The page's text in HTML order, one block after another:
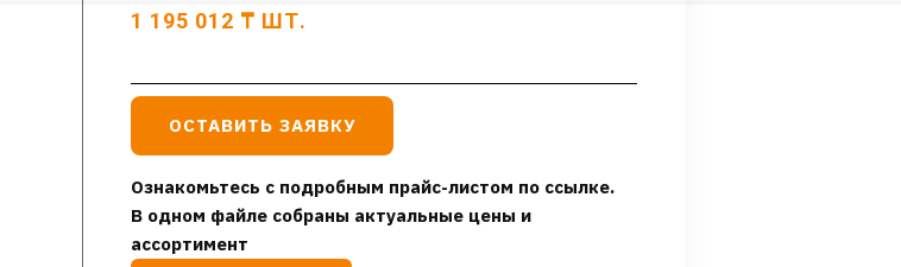
1 195 012 ₸ ШТ.
ОСТАВИТЬ ЗАЯВКУ
Ознакомьтесь с подробным прайс-листом по ссылке.
В одном файле собраны актуальные цены и
ассортимент